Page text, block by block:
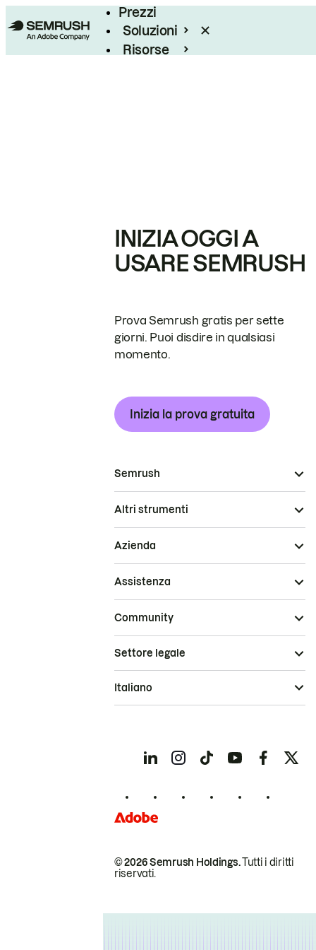
Prezzi
Soluzioni
Risorse
INIZIA OGGI A
USARE SEMRUSH
Prova Semrush gratis per sette
giorni. Puoi disdire in qualsiasi
momento.
Inizia la prova gratuita
Semrush
Altri strumenti
Azienda
Assistenza
Community
© 2026 Semrush Holdings.Tutti i diritti
riservati.
Settore legale
Italiano